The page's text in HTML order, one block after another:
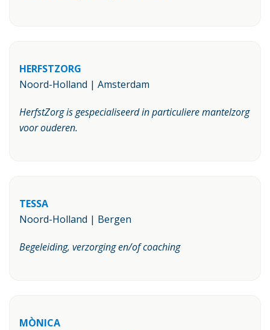
HERFSTZORG
Noord-Holland | Amsterdam
HerfstZorg is gespecialiseerd in particuliere mantelzorg
voor ouderen.
TESSA
Noord-Holland | Bergen
Begeleiding, verzorging en/of coaching
MÒNICA